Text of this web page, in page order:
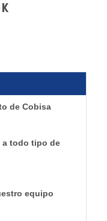
de Cobisa
a todo tipo de
equipo